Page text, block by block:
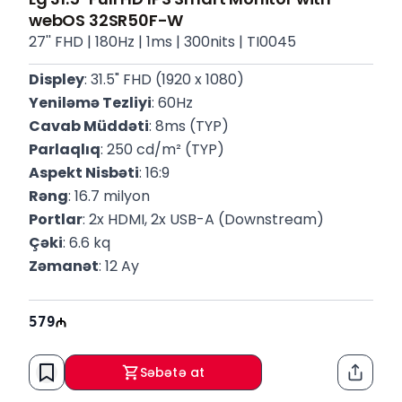
webOS 32SR50F-W
27'' FHD | 180Hz | 1ms | 300nits | TI0045
Displey: 31.5" FHD (1920 x 1080)
Yeniləmə Tezliyi: 60Hz
Cavab Müddəti: 8ms (TYP)
Parlaqlıq: 250 cd/m² (TYP)
Aspekt Nisbəti: 16:9
Rəng: 16.7 milyon
Portlar: 2x HDMI, 2x USB-A (Downstream)
Çəki: 6.6 kq
Zəmanət: 12 Ay
579
Səbətə at